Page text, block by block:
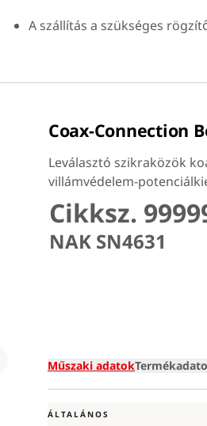
A szállítás a szükséges
Coax-Connection
Leválasztó szikraközök
villámvédelem-
Cikksz.
NAK SN4631
Loading
Műszaki adatok
ÁLTALÁNOS